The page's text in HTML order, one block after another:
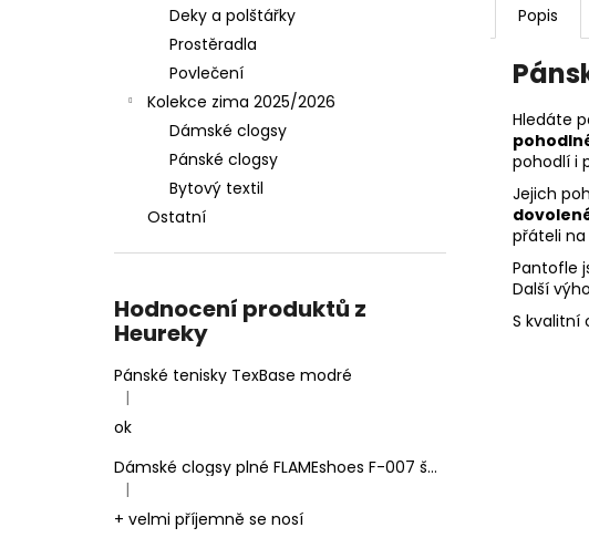
Deky a polštářky
Prostěradla
Povlečení
Kolekce zima 2025/2026
Dámské clogsy
Pánské clogsy
Bytový textil
Ostatní
Hodnocení produktů z
Heureky
Pánské tenisky TexBase modré
Hodnocení produktu je 5 z 5 hvězdiček.
|
ok
Dámské clogsy plné FLAMEshoes F-007 šedé
Hodnocení produktu je 5 z 5 hvězdiček.
|
+ velmi příjemně se nosí
Popis
Hledáte
pohodlí i
Jejich
přáteli
Pantofle
Další
S kvalitní